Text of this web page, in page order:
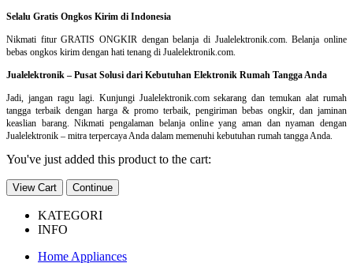
Selalu Gratis Ongkos Kirim di Indonesia
Nikmati fitur GRATIS ONGKIR dengan belanja di Jualelektronik.com. Belanja online
bebas ongkos kirim dengan hati tenang di Jualelektronik.com.
Jualelektronik – Pusat Solusi dari Kebutuhan Elektronik Rumah Tangga Anda
Jadi, jangan ragu lagi. Kunjungi Jualelektronik.com sekarang dan temukan alat rumah
tangga terbaik dengan harga & promo terbaik, pengiriman bebas ongkir, dan jaminan
keaslian barang. Nikmati pengalaman belanja online yang aman dan nyaman dengan
Jualelektronik – mitra terpercaya Anda dalam memenuhi kebutuhan rumah tangga Anda.
You've just added this product to the cart:
View Cart Continue
KATEGORI
INFO
Home Appliances